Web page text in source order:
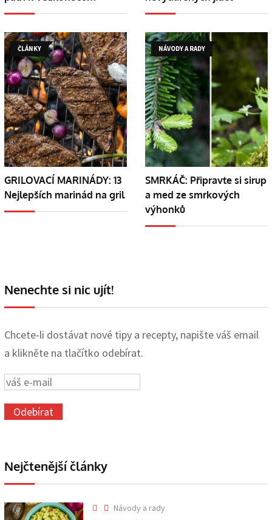
ČLÁNKY
GRILOVACÍ MARINÁDY: 13
Nejlepších marinád na gril
NÁVODY A RADY
SMRKÁČ: Připravte si sirup
a med ze smrkových
výhonků
Nenechte si nic ujít!
Chcete-li dostávat nové tipy a recepty, napište váš email
a klikněte na tlačítko odebírat.
Nejčtenější články
Návody a rady